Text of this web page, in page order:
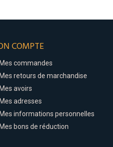
COMPTE
Mes commandes
Mes retours de marchandise
Mes avoirs
Mes adresses
Mes informations personnelles
Mes bons de réduction